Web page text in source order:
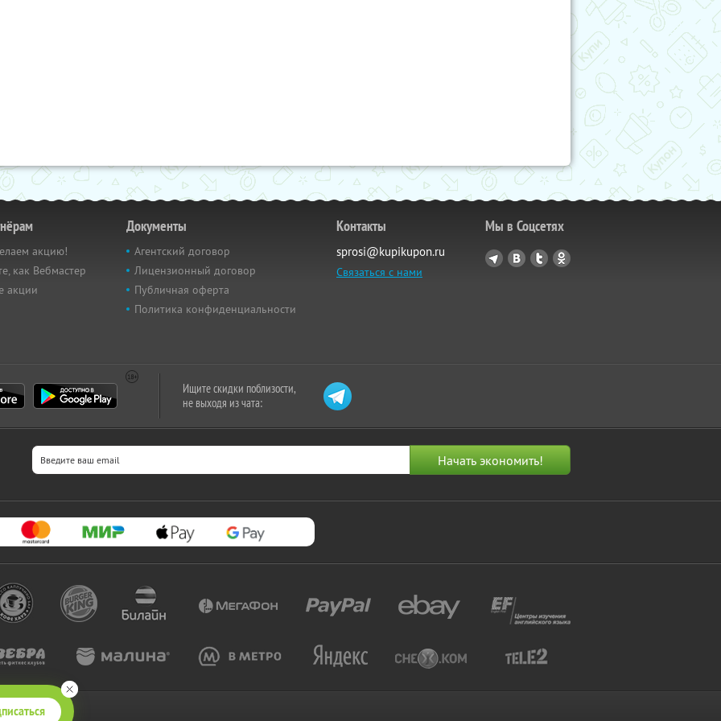
акцию!
как Вебмастер
акции
Документы
Агентский договор
Лицензионный договор
Публичная оферта
Политика конфиденциальности
Контакты
sprosi@kupikupon.ru
Связаться с нами
Мы в Соцсетях
Ищите скидки поблизости,
не выходя из чата: